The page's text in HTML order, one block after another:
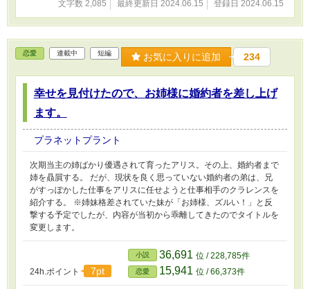
文字数 2,085 最終更新日 2024.06.15 登録日 2024.06.15
恋愛 連載中 短編 お気に入りに追加 234
幸せを見付けたので、お姉様に婚約者を差し上げ
ます。
プラネットプラント
次期当主の姉ばかり優遇されて育ったアリス。その上、婚約者まで
姉を贔屓する。 だが、現状を良く思っていない婚約者の弟は、兄
がすっぽかした仕事をアリスに任せようと仕事相手のクラレンスを
紹介する。 ※姉妹格差されていた妹が「お姉様、ズルい！」と反
撃する予定でしたが、内容が当初から乖離してきたのでタイトルを
変更します。
24h.ポイント 7pt
小説 36,691 位 / 228,785件
恋愛 15,941 位 / 66,373件